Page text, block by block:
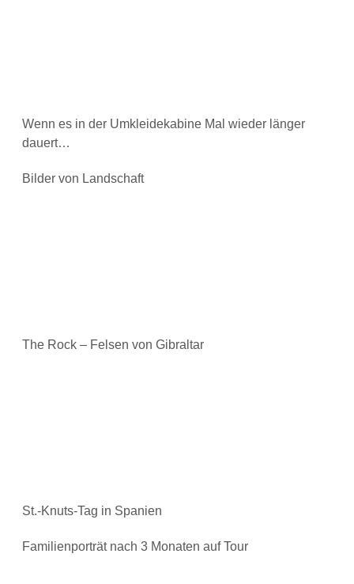
Wenn es in der Umkleidekabine Mal wieder länger
dauert…
Bilder von Landschaft
The Rock – Felsen von Gibraltar
St.-Knuts-Tag in Spanien
Familienporträt nach 3 Monaten auf Tour